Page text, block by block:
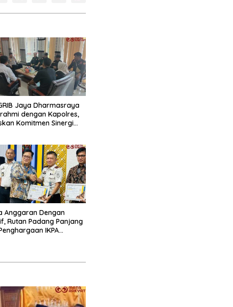
Jaya Dharmasraya
dengan Kapolres,
Komitmen Sinergi
Anggaran Dengan
Rutan Padang Panjang
IKPA